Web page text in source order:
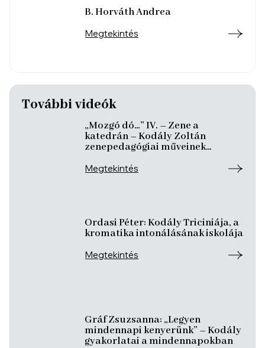
B. Horváth Andrea
Megtekintés
További videók
„Mozgó dó…” IV. – Zene a
katedrán – Kodály Zoltán
zenepedagógiai műveinek
Megtekintés
Ordasi Péter: Kodály Triciniája, a
kromatika intonálásának iskolája
Megtekintés
Gráf Zsuzsanna: „Legyen
mindennapi kenyerünk” – Kodály
gyakorlatai a mindennapokban